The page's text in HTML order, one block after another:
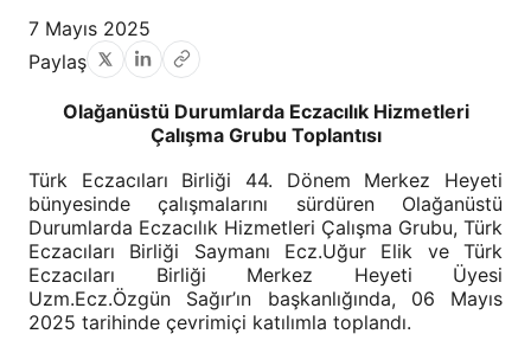
7 Mayıs 2025
Paylaş
Olağanüstü Durumlarda Eczacılık Hizmetleri
Çalışma Grubu Toplantısı
Türk Eczacıları Birliği 44. Dönem Merkez Heyeti
bünyesinde çalışmalarını sürdüren Olağanüstü
Durumlarda Eczacılık Hizmetleri Çalışma Grubu, Türk
Eczacıları Birliği Saymanı Ecz.Uğur Elik ve Türk
Eczacıları Birliği Merkez Heyeti Üyesi
Uzm.Ecz.Özgün Sağır’ın başkanlığında, 06 Mayıs
2025 tarihinde çevrimiçi katılımla toplandı.